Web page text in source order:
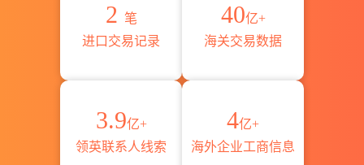
2 笔
进口交易记录
40亿+
海关交易数据
3.9亿+
领英联系人线索
4亿+
海外企业工商信息